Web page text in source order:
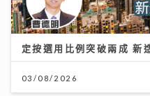
定按選用比例突破兩成 新
03/08/2026